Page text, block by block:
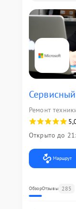
Ремонт
Открыто до
Маршрут
ОбзорОтзывы 285